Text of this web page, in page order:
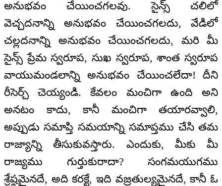
అనుభవం చేయించగలవు. సైన్స్ చలిలో
వెచ్చదనాన్ని అనుభవం చేయించగలదు, వేడిలో
చల్లదనాన్ని అనుభవం చేయించగలదు, మరి మీ
సైన్స్ ప్రేమ స్వరూప, సుఖ స్వరూప, శాంత స్వరూప
వాయుమండలాన్ని అనుభవం చేయించలేదా! దీని
రీసెర్చ్ చెయ్యండి. కేవలం మంచిగా ఉంది అని
అనటం కాదు, కానీ మంచిగా తయారవ్వాలి,
అప్పుడు సమాప్తి సమయాన్ని సమాప్తము చేసి తమ
రాజ్యాన్ని తీసుకువస్తారు. ఎందుకు, మీకు మీ
రాజ్యము గుర్తుకురాదా? సంగమయుగము
శ్రేష్ఠమైనదే, అది కరక్టే, ఇది వజ్రతుల్యమైనదే, కానీ ఓ